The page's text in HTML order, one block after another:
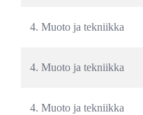
4. Muoto ja tekniikka
4. Muoto ja tekniikka
4. Muoto ja tekniikka